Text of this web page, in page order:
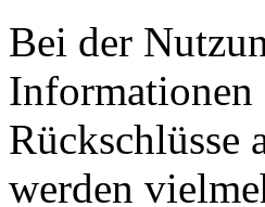
Bei der
Informationen
Rückschlüsse
werden